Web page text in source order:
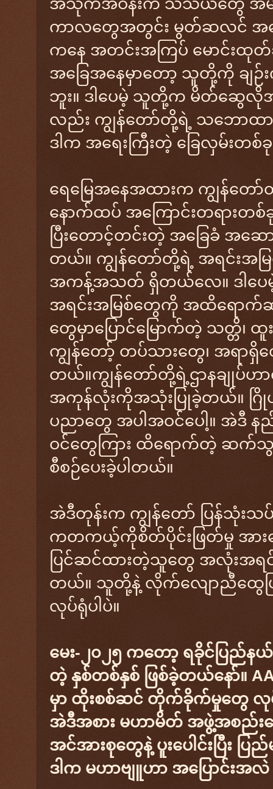
ကာလတွေအတွင်း မွတ်ဆလင် အတော်
ကနေ အတင်းအကြပ် မောင်းထုတ်
အခြေအနေမှာတော့ သူတို့ကို ချဉ်
ဘူး။ ဒါပေမဲ့ သူတို့က မိတ်ဆွေလို
လည်း ကျွန်တော်တို့ရဲ့ သဘောထာ
ဒါက အရေးကြီးတဲ့ ခြေလှမ်းတစ်
ရေမြေအနေအထားက ကျွန်တော်
နောက်ထပ် အကြောင်းတရားတစ်
ပြီးတောင့်တင်းတဲ့ အခြေခံ အ
တယ်။ ကျွန်တော်တို့ရဲ့ အရင်းအမြ
အကန့်အသတ် ရှိတယ်လေ။ ဒါပေ
အရင်းအမြစ်တွေကို အထိရောက်
တွေမှာပြောင်မြောက်တဲ့ သတ္တိ၊
ကျွန်တော့် တပ်သားတွေ၊ အရာ
တယ်။ကျွန်တော်တို့ရဲ့ဌာနချုပ်ဟ
အကုန်လုံးကိုအသုံးပြုခဲ့တယ်။ ဂ
ပညာတွေ အပါအဝင်ပေါ့။ အဲဒီ န
ဝင်တွေကြား ထိရောက်တဲ့ ဆက်
စီစဉ်ပေးခဲ့ပါတယ်။
အဲဒီတုန်းက ကျွန်တော် ပြန်သုံး
ကတကယ့်ကိုစိတ်ပိုင်းဖြတ်မှု အားကေ
ပြင်ဆင်ထားတဲ့သူတွေ အလုံးအရင်
တယ်။ သူတို့နဲ့ လိုက်လျောညီထွေဖ
လုပ်ရုံပါပဲ။
မေး-၂၀၂၅ ကတော့ ရခိုင်ပြည်
တဲ့ နှစ်တစ်နှစ် ဖြစ်ခဲ့တယ်နော်။
မှာ ထိုးစစ်ဆင် တိုက်ခိုက်မှုတွေ လုပ်
အဲဒီအစား မဟာမိတ် အဖွဲ့အစည်းတွ
အင်အားစုတွေနဲ့ ပူးပေါင်းပြီး
ဒါက မဟာဗျူဟာ အပြောင်းအလဲ